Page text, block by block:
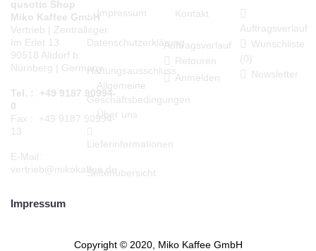
qusotic Shop
Miko Kaffee GmbH
Vertrieb | Zentrallager
Im Erlet 13
90518 Altdorf b.
Nürnberg | Germany
Tel. : +49 9187 90994-
0
Fax : +49 9187 90994-
13
E-Mail:
vertrieb@mikokaffee.de
Impressum
Datenschutzerklärung
Haftungsausschluss
Allgemeine
Geschäftsbedingungen
Über uns
Lieferinformationen
Seitenübersicht
Kontakt
Auftragsverlauf
Retouren
Anmelden
Auftragsverlauf
Wunschliste
(0)
Newsletter
Impressum
Copyright © 2020, Miko Kaffee GmbH